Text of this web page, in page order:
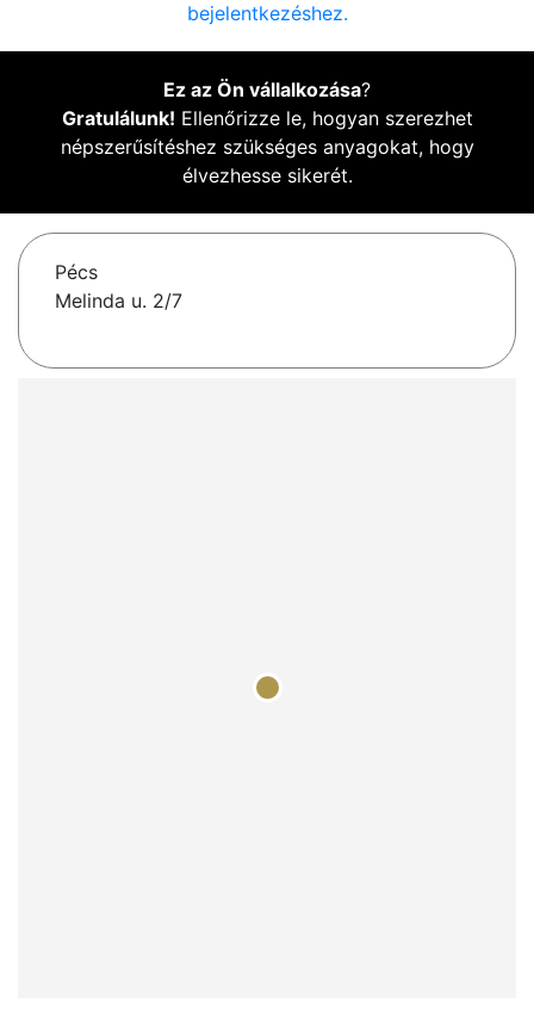
bejelentkezéshez.
Ez az Ön vállalkozása?
Gratulálunk! Ellenőrizze le, hogyan szerezhet
népszerűsítéshez szükséges anyagokat, hogy
élvezhesse sikerét.
Pécs
Melinda u. 2/7